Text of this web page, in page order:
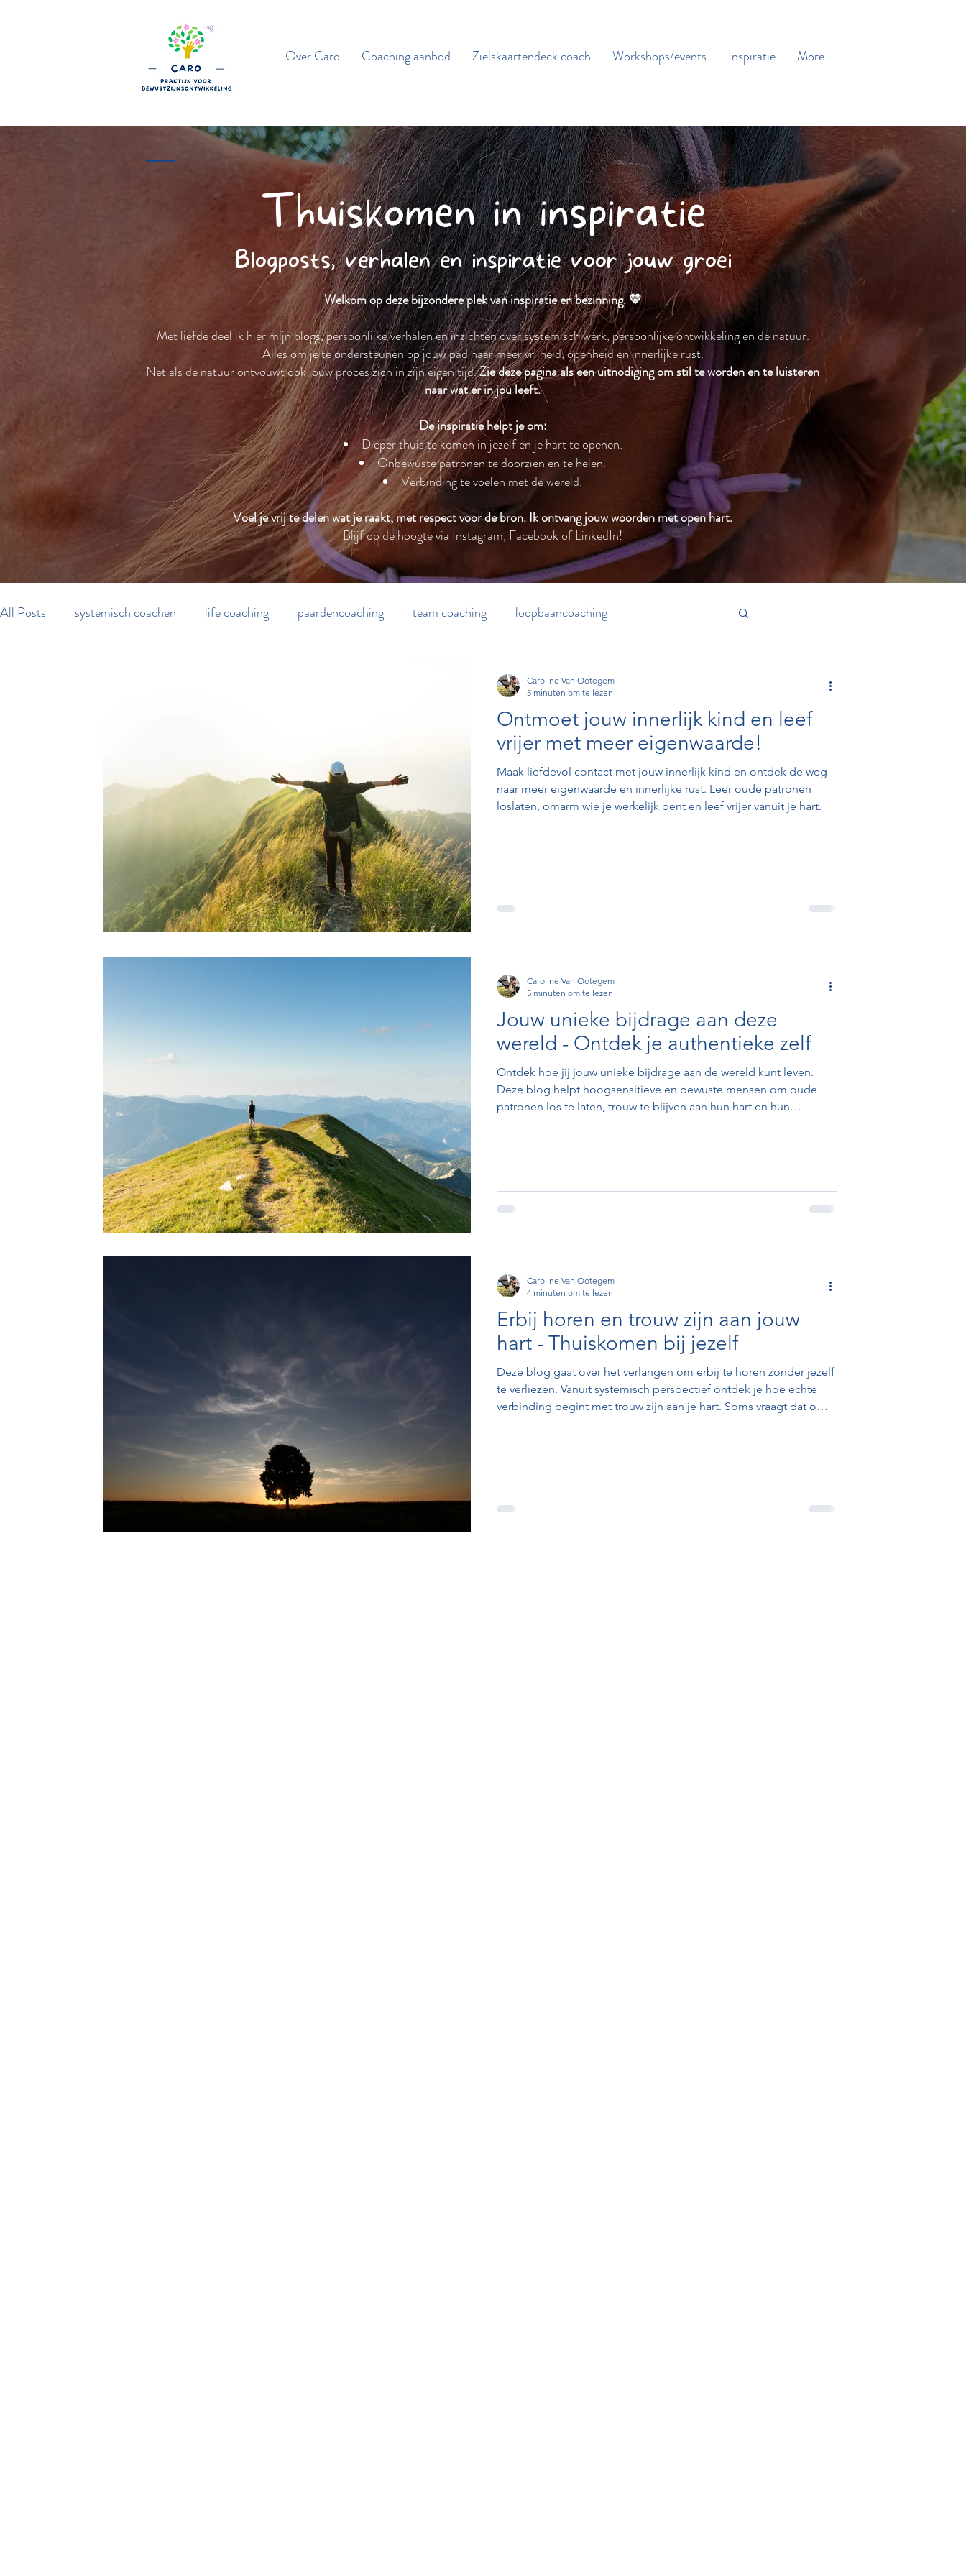
Over Caro Coaching aanbod Zielskaartendeck coach Workshops/events Inspiratie More
Thuiskomen in inspiratie
Blogposts, verhalen en inspiratie voor jouw groei
Welkom op deze bijzondere plek van inspiratie en bezinning. 💛
Met liefde deel ik hier mijn blogs, persoonlijke verhalen en inzichten over systemisch werk, persoonlijke ontwikkeling en de natuur.
Alles om je te ondersteunen op jouw pad naar meer vrijheid, openheid en innerlijke rust.
Net als de natuur ontvouwt ook jouw proces zich in zijn eigen tijd.Zie deze pagina als een uitnodiging om stil te worden en te luisteren
naar wat er in jou leeft.
De inspiratie helpt je om:
Dieper thuis te komen in jezelf en je hart te openen.
Onbewuste patronen te doorzien en te helen.
Verbinding te voelen met de wereld.
Voel je vrij te delen wat je raakt, met respect voor de bron. Ik ontvang jouw woorden met open hart.
Blijf op de hoogte via Instagram, Facebook of LinkedIn!
All Posts systemisch coachen life coaching paardencoaching team coaching loopbaancoaching
Ontmoet jouw innerlijk kind en leef
vrijer met meer eigenwaarde!
Maak liefdevol contact met jouw innerlijk kind en ontdek de weg
naar meer eigenwaarde en innerlijke rust. Leer oude patronen
loslaten, omarm wie je werkelijk bent en leef vrijer vanuit je hart.
Caroline Van Ootegem
5 minuten om te lezen
Jouw unieke bijdrage aan deze
wereld - Ontdek je authentieke zelf
Ontdek hoe jij jouw unieke bijdrage aan de wereld kunt leven.
Deze blog helpt hoogsensitieve en bewuste mensen om oude
patronen los te laten, trouw te blijven aan hun hart en hun
Caroline Van Ootegem
5 minuten om te lezen
Erbij horen en trouw zijn aan jouw
hart - Thuiskomen bij jezelf
Deze blog gaat over het verlangen om erbij te horen zonder jezelf
te verliezen. Vanuit systemisch perspectief ontdek je hoe echte
verbinding begint met trouw zijn aan je hart. Soms vraagt dat om
Caroline Van Ootegem
4 minuten om te lezen